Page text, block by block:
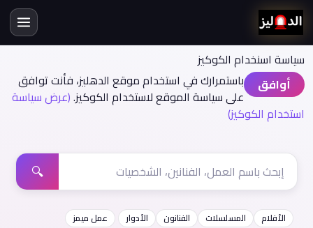
سياسة اسنخدام الكوكيز
أوافق
باستمرارك في استخدام موقع الدهليز، فأنت توافق
على سياسة الموقع لاستخدام الكوكيز.(عرض سياسة
استخدام الكوكيز)
🔍
الأفلام المسلسلات الفنانون الأدوار
عمل ميمز